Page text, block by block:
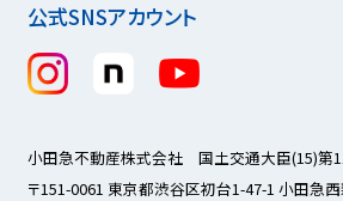
公式SNSアカウント
小田急不動産株式会社 国土交通大臣(15)第
〒151-0061 東京都渋谷区初台1-47-1 小田急